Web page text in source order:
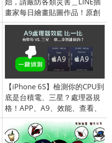
畫家每日繪畫貼圖作品！原創
精彩連載中！
【iPhone 6S】檢測你的CPU到
底是台積電、三星？處理器規
格！APP、A9、效能、查看、
查詢、測試